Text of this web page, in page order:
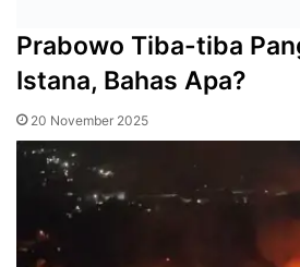
Prabowo Tiba-tiba
Istana, Bahas Apa?
20 November 2025